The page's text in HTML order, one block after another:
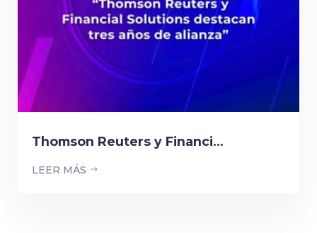
Thomson Reuters y Financi...
LEER MÁS